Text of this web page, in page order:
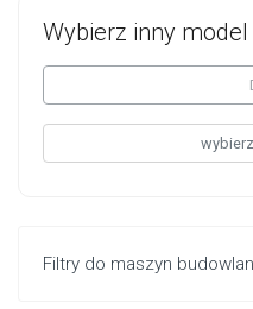
Wybierz inny model
Filtry do maszyn